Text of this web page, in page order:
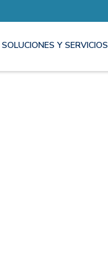
SOLUCIONES Y SERVICIOS